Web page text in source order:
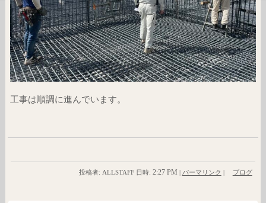
工事は順調に進んでいます。
投稿者: ALLSTAFF 日時: 2:27 PM | パーマリンク | ブログ